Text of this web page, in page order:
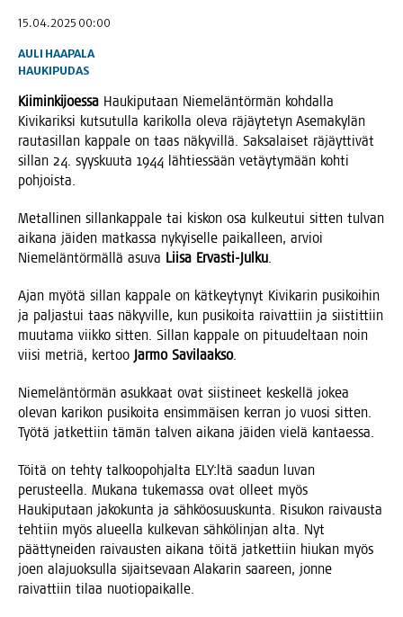
15.04.2025 00:00
AULI HAAPALA
HAUKIPUDAS
Kii­min­ki­joes­sa Hau­ki­pu­taan Nie­me­län­tör­män koh­dal­la
Kivi­ka­rik­si kut­su­tul­la kari­kol­la ole­va räjäy­te­tyn Ase­ma­ky­län
rau­ta­sil­lan kap­pa­le on taas näky­vil­lä. Sak­sa­lai­set räjäyt­ti­vät
sil­lan 24. syys­kuu­ta 1944 läh­ties­sään vetäy­ty­mään koh­ti
pohjoista.
Metal­li­nen sil­lan­kap­pa­le tai kis­kon osa kul­keu­tui sit­ten tul­van
aika­na jäi­den mat­kas­sa nykyi­sel­le pai­kal­leen, arvioi
Nie­me­län­tör­mäl­lä asu­va Lii­sa Ervas­ti-Jul­ku.
Ajan myö­tä sil­lan kap­pa­le on kät­key­ty­nyt Kivi­ka­rin pusi­koi­hin
ja pal­jas­tui taas näky­vil­le, kun pusi­koi­ta rai­vat­tiin ja siis­tit­tiin
muu­ta­ma viik­ko sit­ten. Sil­lan kap­pa­le on pituu­del­taan noin
vii­si met­riä, ker­too Jar­mo Savi­laak­so.
Nie­me­län­tör­män asuk­kaat ovat siis­ti­neet kes­kel­lä jokea
ole­van kari­kon pusi­koi­ta ensim­mäi­sen ker­ran jo vuo­si sit­ten.
Työ­tä jat­ket­tiin tämän tal­ven aika­na jäi­den vie­lä kantaessa.
Töi­tä on teh­ty tal­koo­poh­jal­ta ELY:ltä saa­dun luvan
perus­teel­la. Muka­na tuke­mas­sa ovat olleet myös
Hau­ki­pu­taan jako­kun­ta ja säh­kö­osuus­kun­ta. Risu­kon rai­vaus­ta
teh­tiin myös alu­eel­la kul­ke­van säh­kö­lin­jan alta. Nyt
päät­ty­nei­den rai­vaus­ten aika­na töi­tä jat­ket­tiin hiu­kan myös
joen ala­juok­sul­la sijait­se­vaan Ala­ka­rin saa­reen, jon­ne
rai­vat­tiin tilaa nuotiopaikalle.